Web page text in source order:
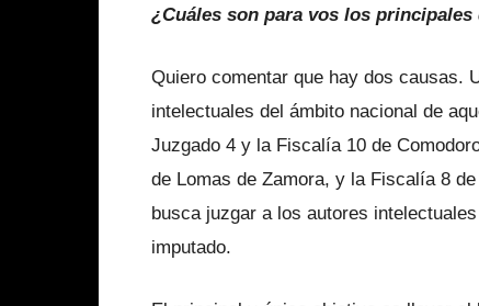
¿Cuáles son para vos los
Quiero comentar que hay dos causas.
intelectuales del ámbito nacional de
Juzgado 4 y la Fiscalía 10 de
de Lomas de Zamora, y la Fiscalía 8
busca juzgar a los autores
imputado.